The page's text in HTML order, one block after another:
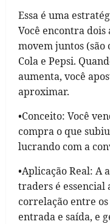
Essa é uma
Você encontra
movem juntos (são
Cola e Pepsi.
aumenta, você
aproximar.
•Conceito: Você
compra o que
lucrando com a
•Aplicação Real:
traders é essencial
correlação entre
entrada e saída, e